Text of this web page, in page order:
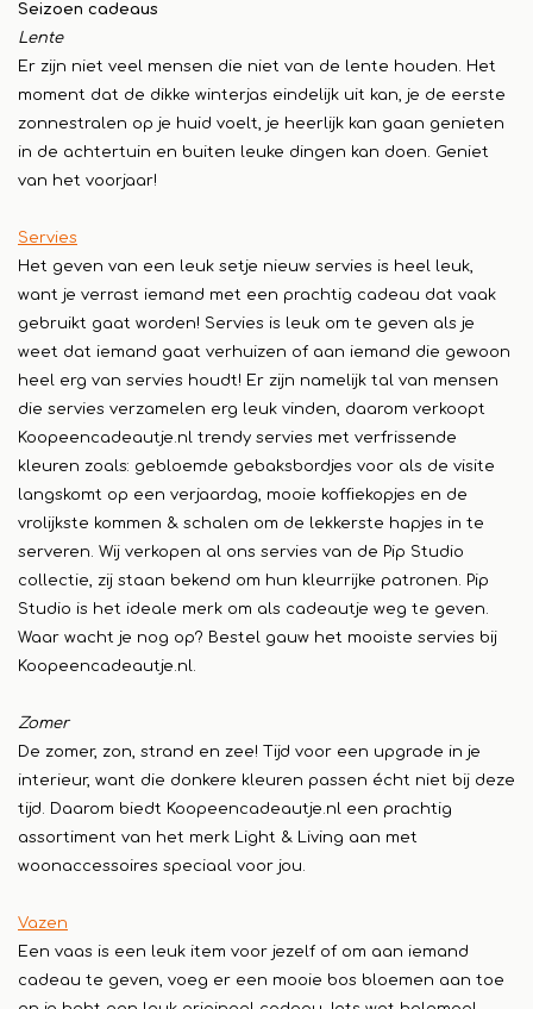
Seizoen cadeaus
Lente
Er zijn niet veel mensen die niet van de lente houden. Het
moment dat de dikke winterjas eindelijk uit kan, je de eerste
zonnestralen op je huid voelt, je heerlijk kan gaan genieten
in de achtertuin en buiten leuke dingen kan doen. Geniet
van het voorjaar!
Servies
Het geven van een leuk setje nieuw servies is heel leuk,
want je verrast iemand met een prachtig cadeau dat vaak
gebruikt gaat worden! Servies is leuk om te geven als je
weet dat iemand gaat verhuizen of aan iemand die gewoon
heel erg van servies houdt! Er zijn namelijk tal van mensen
die servies verzamelen erg leuk vinden, daarom verkoopt
Koopeencadeautje.nl trendy servies met verfrissende
kleuren zoals: gebloemde gebaksbordjes voor als de visite
langskomt op een verjaardag, mooie koffiekopjes en de
vrolijkste kommen & schalen om de lekkerste hapjes in te
serveren. Wij verkopen al ons servies van de Pip Studio
collectie, zij staan bekend om hun kleurrijke patronen. Pip
Studio is het ideale merk om als cadeautje weg te geven.
Waar wacht je nog op? Bestel gauw het mooiste servies bij
Koopeencadeautje.nl.
Zomer
De zomer, zon, strand en zee! Tijd voor een upgrade in je
interieur, want die donkere kleuren passen écht niet bij deze
tijd. Daarom biedt Koopeencadeautje.nl een prachtig
assortiment van het merk Light & Living aan met
woonaccessoires speciaal voor jou.
Vazen
Een vaas is een leuk item voor jezelf of om aan iemand
cadeau te geven, voeg er een mooie bos bloemen aan toe